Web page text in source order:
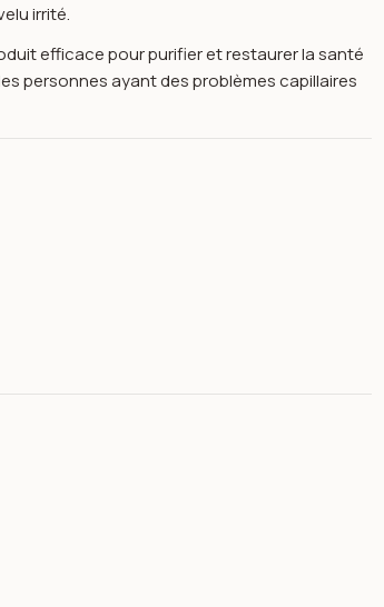
irrité.
efficace pour purifier et restaurer la santé
personnes ayant des problèmes capillaires